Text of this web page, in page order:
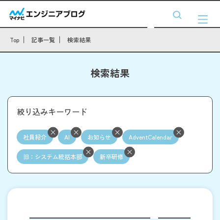
Top 記事一覧 検索結果
検索結果
絞り込みキーワード
社員紹介 AI お知らせ AdventCalendar
旧：システム統括本部 新卒研修